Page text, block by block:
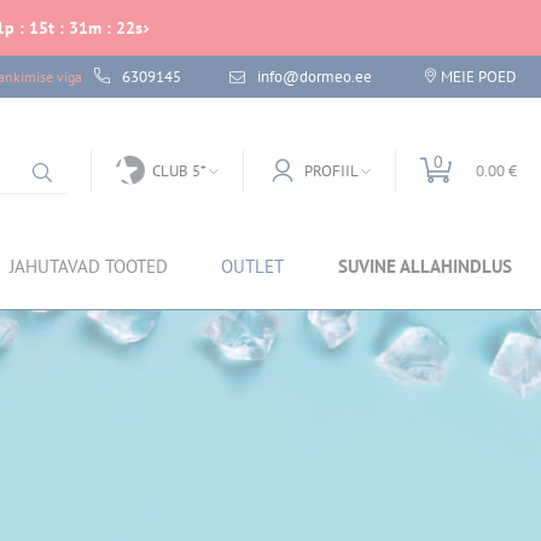
p : 15t : 31m : 21s
viga 6309145 info@dormeo.ee MEIE POED
CLUB 5* PROFIIL 0 0.00 €
JAHUTAVAD TOOTED OUTLET SUVINE ALLAHINDLUS